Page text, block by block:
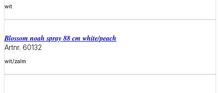
wit
blossom noah spray 88 cm white/peach
Artnr. 60132
wit/zalm